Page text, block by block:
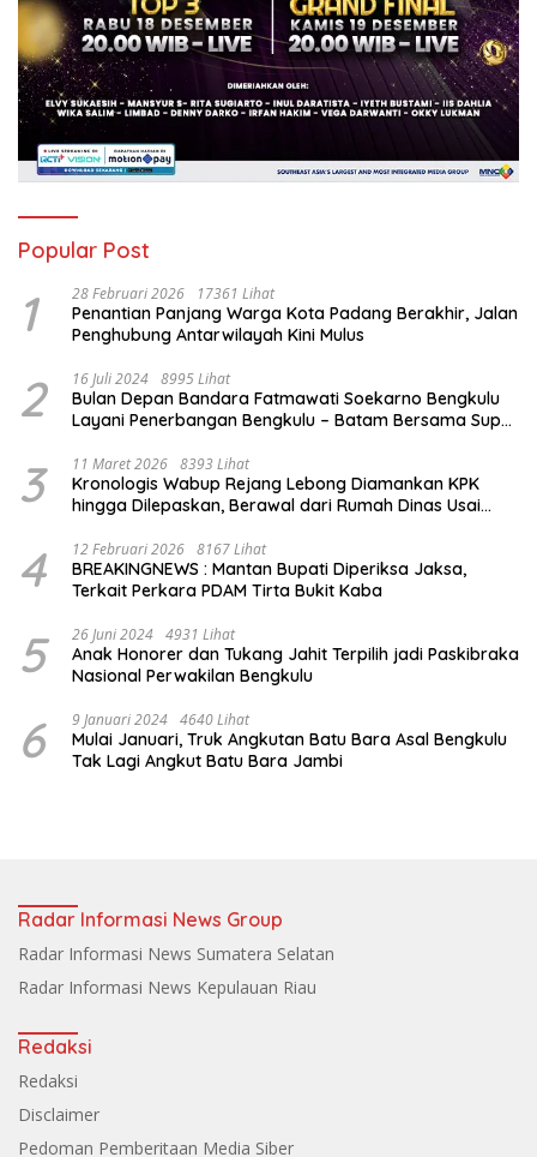
Popular Post
1 28 Februari 2026 17361 Lihat
Penantian Panjang Warga Kota Padang Berakhir, Jalan
Penghubung Antarwilayah Kini Mulus
2 16 Juli 2024 8995 Lihat
Bulan Depan Bandara Fatmawati Soekarno Bengkulu
Layani Penerbangan Bengkulu – Batam Bersama Super
3 11 Maret 2026 8393 Lihat
Kronologis Wabup Rejang Lebong Diamankan KPK
hingga Dilepaskan, Berawal dari Rumah Dinas Usai
4 12 Februari 2026 8167 Lihat
BREAKINGNEWS : Mantan Bupati Diperiksa Jaksa,
Terkait Perkara PDAM Tirta Bukit Kaba
5 26 Juni 2024 4931 Lihat
Anak Honorer dan Tukang Jahit Terpilih jadi Paskibraka
Nasional Perwakilan Bengkulu
6 9 Januari 2024 4640 Lihat
Mulai Januari, Truk Angkutan Batu Bara Asal Bengkulu
Tak Lagi Angkut Batu Bara Jambi
Radar Informasi News Group
Radar Informasi News Sumatera Selatan
Radar Informasi News Kepulauan Riau
Redaksi
Redaksi
Disclaimer
Pedoman Pemberitaan Media Siber